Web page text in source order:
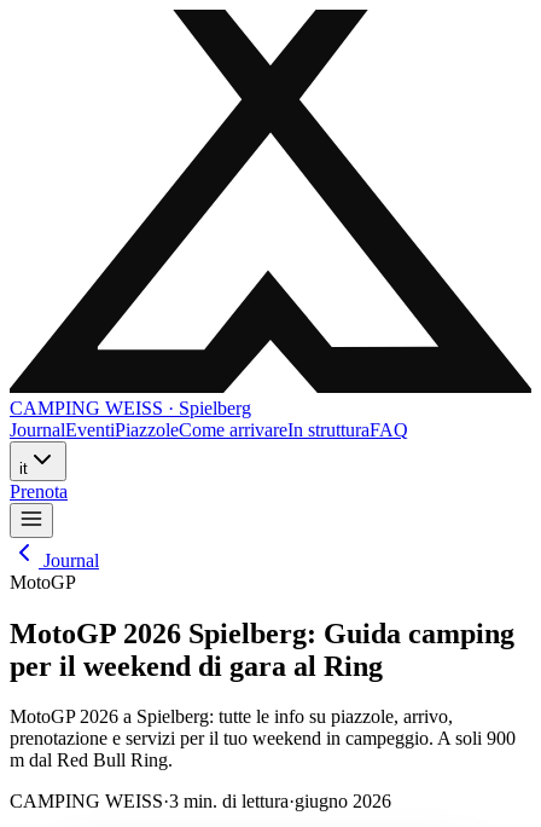
CAMPING WEISS · Spielberg
JournalEventiPiazzoleCome arrivareIn strutturaFAQ
it
Prenota
Journal
MotoGP
MotoGP 2026 Spielberg: Guida camping
per il weekend di gara al Ring
MotoGP 2026 a Spielberg: tutte le info su piazzole, arrivo,
prenotazione e servizi per il tuo weekend in campeggio. A soli 900
m dal Red Bull Ring.
CAMPING WEISS·3 min. di lettura·giugno 2026